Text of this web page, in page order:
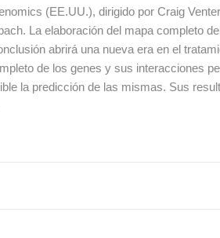
(EE.UU.), dirigido por Craig
La elaboración del mapa completo
abrirá una nueva era en el
de los genes y sus interacciones
la predicción de las mismas. Sus